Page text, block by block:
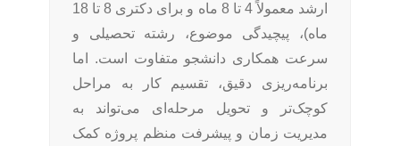
ارشد معمولاً 4 تا 8 ماه و برای دکتری 8 تا 18
ماه)، پیچیدگی موضوع، رشته تحصیلی و
سرعت همکاری دانشجو متفاوت است. اما
برنامه‌ریزی دقیق، تقسیم کار به مراحل
کوچک‌تر و تحویل مرحله‌ای می‌تواند به
مدیریت زمان و پیشرفت منظم پروژه کمک